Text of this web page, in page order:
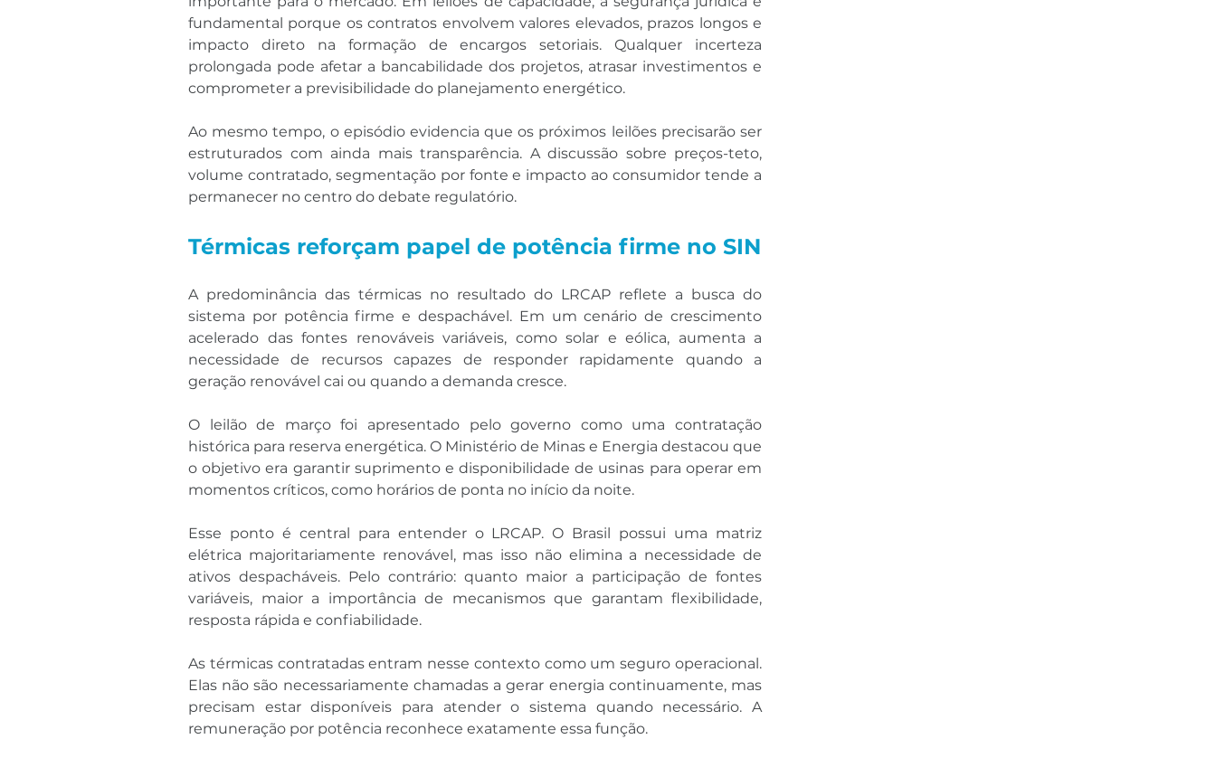
fundamental porque os contratos envolvem valores elevados, prazos longos e
impacto direto na formação de encargos setoriais. Qualquer incerteza
prolongada pode afetar a bancabilidade dos projetos, atrasar investimentos e
comprometer a previsibilidade do planejamento energético.
Ao mesmo tempo, o episódio evidencia que os próximos leilões precisarão ser
estruturados com ainda mais transparência. A discussão sobre preços-teto,
volume contratado, segmentação por fonte e impacto ao consumidor tende a
permanecer no centro do debate regulatório.
Térmicas reforçam papel de potência firme no SIN
A predominância das térmicas no resultado do LRCAP reflete a busca do
sistema por potência firme e despachável. Em um cenário de crescimento
acelerado das fontes renováveis variáveis, como solar e eólica, aumenta a
necessidade de recursos capazes de responder rapidamente quando a
geração renovável cai ou quando a demanda cresce.
O leilão de março foi apresentado pelo governo como uma contratação
histórica para reserva energética. O Ministério de Minas e Energia destacou que
o objetivo era garantir suprimento e disponibilidade de usinas para operar em
momentos críticos, como horários de ponta no início da noite.
Esse ponto é central para entender o LRCAP. O Brasil possui uma matriz
elétrica majoritariamente renovável, mas isso não elimina a necessidade de
ativos despacháveis. Pelo contrário: quanto maior a participação de fontes
variáveis, maior a importância de mecanismos que garantam flexibilidade,
resposta rápida e confiabilidade.
As térmicas contratadas entram nesse contexto como um seguro operacional.
Elas não são necessariamente chamadas a gerar energia continuamente, mas
precisam estar disponíveis para atender o sistema quando necessário. A
remuneração por potência reconhece exatamente essa função.